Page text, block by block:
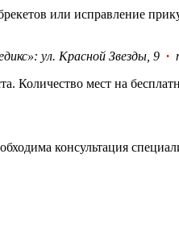
или исправление
ул. Красной Звезды, 9 ·
Количество мест на
консультация